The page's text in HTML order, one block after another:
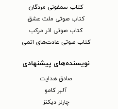
کتاب سمفونی مردگان
کتاب صوتی ملت عشق
کتاب صوتی اثر مرکب
کتاب صوتی عادت‌های اتمی
نویسنده‌های پیشنهادی
صادق هدایت
آلبر کامو
چارلز دیکنز